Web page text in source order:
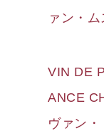
ァン・
VIN DE
ANCE
ヴァン